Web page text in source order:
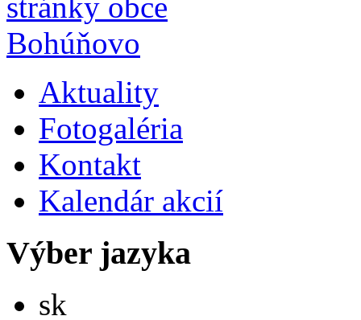
Aktuality
Fotogaléria
Kontakt
Kalendár akcií
Výber jazyka
sk